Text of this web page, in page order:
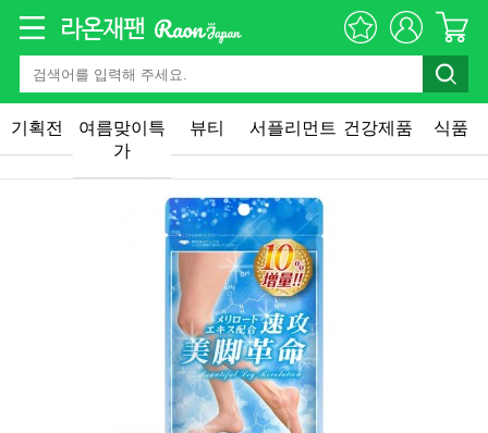
기획전
여름맞이특
가
뷰티 서플리먼트 건강제품 식품